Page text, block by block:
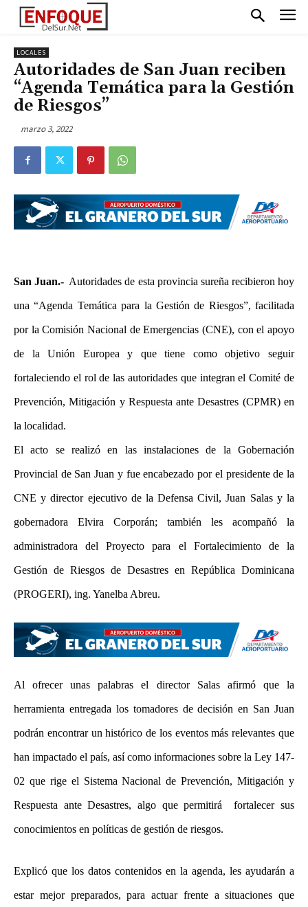
LOCALES
Autoridades de San Juan reciben
“Agenda Temática para la Gestión
de Riesgos”
marzo 3, 2022
San Juan.- Autoridades de esta provincia sureña recibieron hoy
una “Agenda Temática para la Gestión de Riesgos”, facilitada
por la Comisión Nacional de Emergencias (CNE), con el apoyo
de la Unión Europea y que tiene como objetivo seguir
fortaleciendo el rol de las autoridades que integran el Comité de
Prevención, Mitigación y Respuesta ante Desastres (CPMR) en
la localidad.
El acto se realizó en las instalaciones de la Gobernación
Provincial de San Juan y fue encabezado por el presidente de la
CNE y director ejecutivo de la Defensa Civil, Juan Salas y la
gobernadora Elvira Corporán; también les acompañó la
administradora del Proyecto para el Fortalecimiento de la
Gestión de Riesgos de Desastres en República Dominicana
(PROGERI), ing. Yanelba Abreu.
Al ofrecer unas palabras el director Salas afirmó que la
herramienta entregada los tomadores de decisión en San Juan
podrán encontrar un histórico de los eventos más relevantes que
han impactado el país, así como informaciones sobre la Ley 147-
02 que rige el Sistema Nacional de Prevención, Mitigación y
Respuesta ante Desastres, algo que permitirá fortalecer sus
conocimientos en políticas de gestión de riesgos.
Explicó que los datos contenidos en la agenda, les ayudarán a
estar mejor preparados, para actuar frente a situaciones que